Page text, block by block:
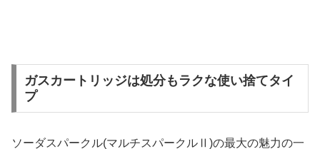
ガスカートリッジは処分もラクな使い捨てタイ
プ
ソーダスパークル(マルチスパークルⅡ)の最大の魅力の一